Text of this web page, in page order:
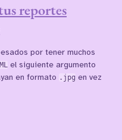
reportes
por tener muchos
el siguiente argumento
en formato .jpg en vez